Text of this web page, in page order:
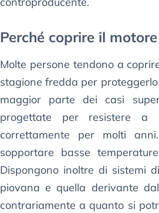
Perché coprire il
Molte persone tendono a
stagione fredda per
maggior parte dei casi
progettate per resistere a
correttamente per molti
sopportare basse
Dispongono inoltre di sistemi
piovana e quella derivante
contrariamente a quanto si